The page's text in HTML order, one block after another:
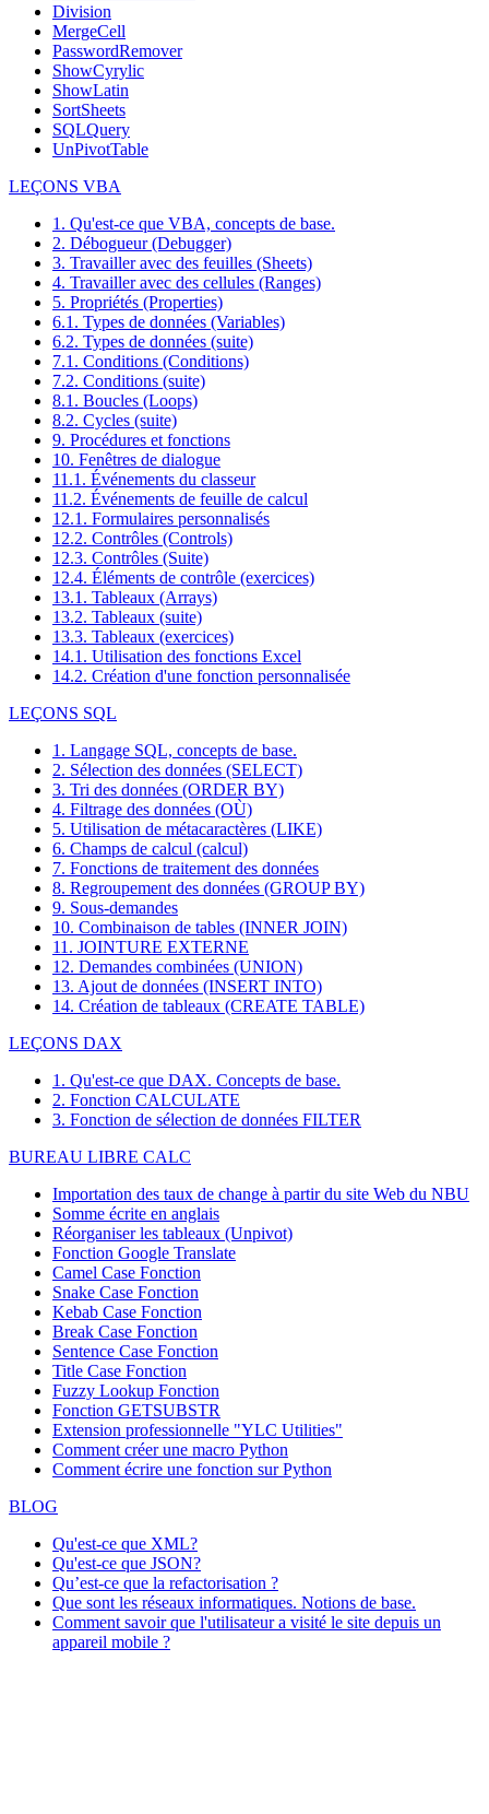
Division
MergeCell
PasswordRemover
ShowCyrylic
ShowLatin
SortSheets
SQLQuery
UnPivotTable
LEÇONS VBA
1. Qu'est-ce que VBA, concepts de base.
2. Débogueur (Debugger)
3. Travailler avec des feuilles (Sheets)
4. Travailler avec des cellules (Ranges)
5. Propriétés (Properties)
6.1. Types de données (Variables)
6.2. Types de données (suite)
7.1. Conditions (Conditions)
7.2. Conditions (suite)
8.1. Boucles (Loops)
8.2. Cycles (suite)
9. Procédures et fonctions
10. Fenêtres de dialogue
11.1. Événements du classeur
11.2. Événements de feuille de calcul
12.1. Formulaires personnalisés
12.2. Contrôles (Controls)
12.3. Contrôles (Suite)
12.4. Éléments de contrôle (exercices)
13.1. Tableaux (Arrays)
13.2. Tableaux (suite)
13.3. Tableaux (exercices)
14.1. Utilisation des fonctions Excel
14.2. Création d'une fonction personnalisée
LEÇONS SQL
1. Langage SQL, concepts de base.
2. Sélection des données (SELECT)
3. Tri des données (ORDER BY)
4. Filtrage des données (OÙ)
5. Utilisation de métacaractères (LIKE)
6. Champs de calcul (calcul)
7. Fonctions de traitement des données
8. Regroupement des données (GROUP BY)
9. Sous-demandes
10. Combinaison de tables (INNER JOIN)
11. JOINTURE EXTERNE
12. Demandes combinées (UNION)
13. Ajout de données (INSERT INTO)
14. Création de tableaux (CREATE TABLE)
LEÇONS DAX
1. Qu'est-ce que DAX. Concepts de base.
2. Fonction CALCULATE
3. Fonction de sélection de données FILTER
BUREAU LIBRE CALC
Importation des taux de change à partir du site Web du NBU
Somme écrite en anglais
Réorganiser les tableaux (Unpivot)
Fonction Google Translate
Camel Case Fonction
Snake Case Fonction
Kebab Case Fonction
Break Case Fonction
Sentence Case Fonction
Title Case Fonction
Fuzzy Lookup Fonction
Fonction GETSUBSTR
Extension professionnelle "YLC Utilities"
Comment créer une macro Python
Comment écrire une fonction sur Python
BLOG
Qu'est-ce que XML?
Qu'est-ce que JSON?
Qu’est-ce que la refactorisation ?
Que sont les réseaux informatiques. Notions de base.
Comment savoir que l'utilisateur a visité le site depuis un
appareil mobile ?